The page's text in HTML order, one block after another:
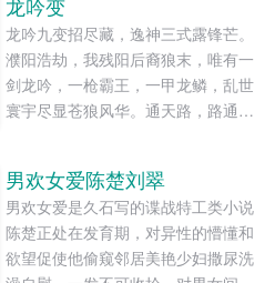
龙吟九变招尽藏，逸神三式露锋芒。
濮阳浩劫，我残阳后裔狼末，唯有一
剑龙吟，一枪霸王，一甲龙鳞，乱世
寰宇尽显苍狼风华。通天路，路通
男欢女爱陈楚刘翠
男欢女爱是久石写的谍战特工类小说
陈楚正处在发育期，对异性的懵懂和
欲望促使他偷窥邻居美艳少妇撒尿洗